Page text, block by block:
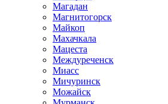
Магадан
Магнитогорск
Майкоп
Махачкала
Мацеста
Междуреченск
Миасс
Мичуринск
Можайск